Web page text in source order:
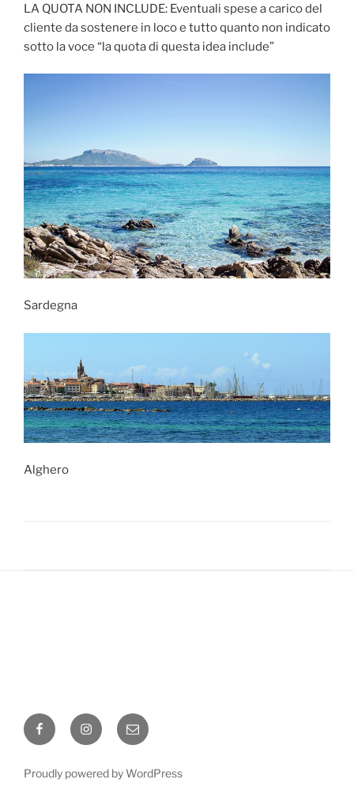
LA QUOTA NON INCLUDE: Eventuali spese a carico del
cliente da sostenere in loco e tutto quanto non indicato
sotto la voce “la quota di questa idea include”
Sardegna
Alghero
FacebookInstagramEmail
Proudly powered by WordPress